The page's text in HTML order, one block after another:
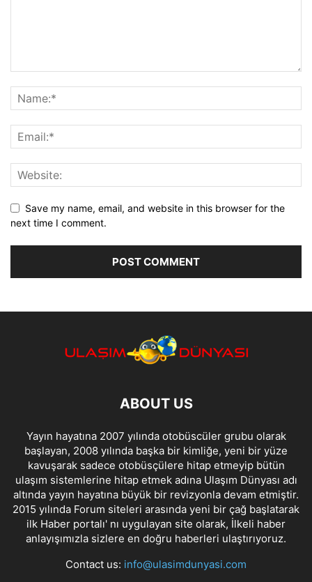
Save my name, email, and website in this browser for the
next time I comment.
ABOUT US
Yayın hayatına 2007 yılında otobüscüler grubu olarak
başlayan, 2008 yılında başka bir kimliğe, yeni bir yüze
kavuşarak sadece otobüsçülere hitap etmeyip bütün
ulaşım sistemlerine hitap etmek adına Ulaşım Dünyası adı
altında yayın hayatına büyük bir revizyonla devam etmiştir.
2015 yılında Forum siteleri arasında yeni bir çağ başlatarak
ilk Haber portalı' nı uygulayan site olarak, İlkeli haber
anlayışımızla sizlere en doğru haberleri ulaştırıyoruz.
Contact us: info@ulasimdunyasi.com